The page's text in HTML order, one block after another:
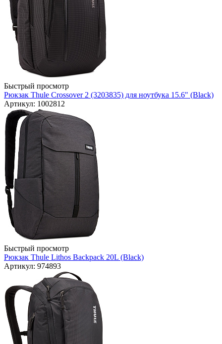
Быстрый просмотр
Рюкзак Thule Crossover 2 (3203835) для ноутбука 15.6" (Black)
Артикул: 1002812
Быстрый просмотр
Рюкзак Thule Lithos Backpack 20L (Black)
Артикул: 974893